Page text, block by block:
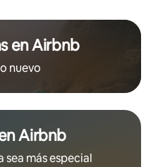
en Airbnb
nuevo
Airbnb
sea más especial